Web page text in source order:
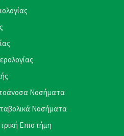
Νοσήματα
Νοσήματα
Επιστήμη